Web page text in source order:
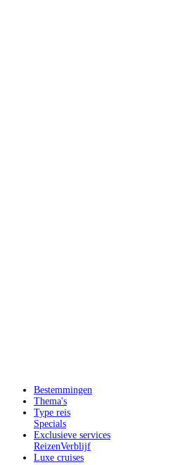
Bestemmingen
Thema's
Type reis
Specials
Exclusieve services
ReizenVerblijf
Luxe cruises